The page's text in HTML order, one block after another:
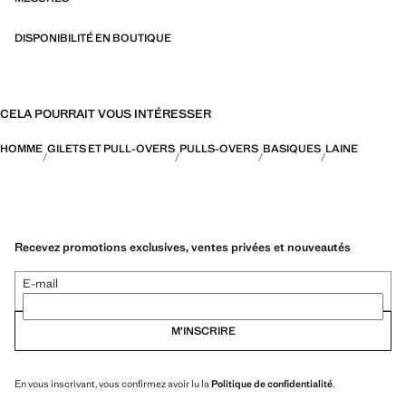
DISPONIBILITÉ EN BOUTIQUE
CELA POURRAIT VOUS INTÉRESSER
HOMME GILETS ET PULL-OVERS PULLS-OVERS BASIQUES LAINE
Recevez promotions exclusives, ventes privées et nouveautés
E-mail
M’INSCRIRE
En vous inscrivant, vous confirmez avoir lu la Politique de confidentialité.